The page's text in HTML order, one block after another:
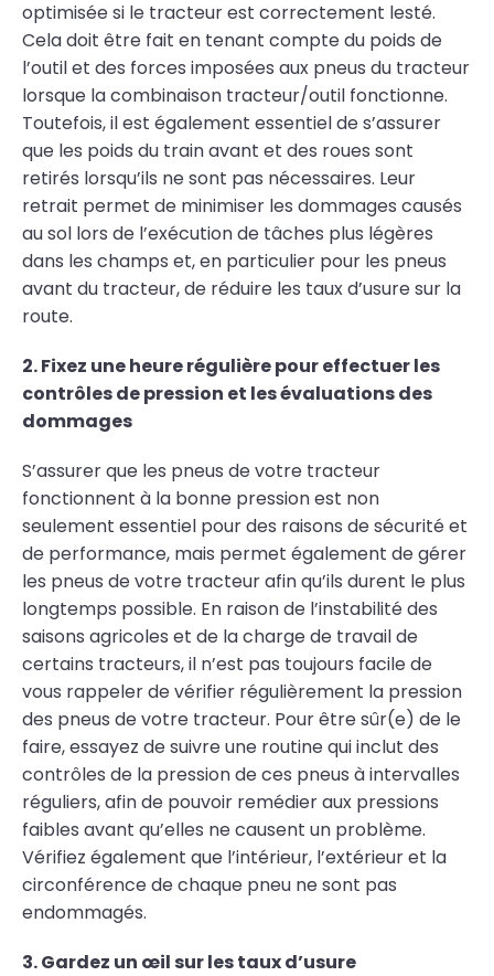
optimisée si le tracteur est correctement lesté.
Cela doit être fait en tenant compte du poids de
l’outil et des forces imposées aux pneus du tracteur
lorsque la combinaison tracteur/outil fonctionne.
Toutefois, il est également essentiel de s’assurer
que les poids du train avant et des roues sont
retirés lorsqu’ils ne sont pas nécessaires. Leur
retrait permet de minimiser les dommages causés
au sol lors de l’exécution de tâches plus légères
dans les champs et, en particulier pour les pneus
avant du tracteur, de réduire les taux d’usure sur la
route.
2. Fixez une heure régulière pour effectuer les
contrôles de pression et les évaluations des
dommages
S’assurer que les pneus de votre tracteur
fonctionnent à la bonne pression est non
seulement essentiel pour des raisons de sécurité et
de performance, mais permet également de gérer
les pneus de votre tracteur afin qu’ils durent le plus
longtemps possible. En raison de l’instabilité des
saisons agricoles et de la charge de travail de
certains tracteurs, il n’est pas toujours facile de
vous rappeler de vérifier régulièrement la pression
des pneus de votre tracteur. Pour être sûr(e) de le
faire, essayez de suivre une routine qui inclut des
contrôles de la pression de ces pneus à intervalles
réguliers, afin de pouvoir remédier aux pressions
faibles avant qu’elles ne causent un problème.
Vérifiez également que l’intérieur, l’extérieur et la
circonférence de chaque pneu ne sont pas
endommagés.
3. Gardez un œil sur les taux d’usure